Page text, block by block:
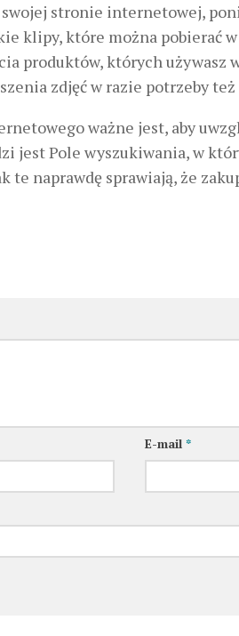
stronie internetowej,
klipy, które można pobierać
produktów, których używasz
zdjęć w razie potrzeby
ważne jest, aby
jest Pole wyszukiwania, w
te naprawdę sprawiają, że
E-mail*